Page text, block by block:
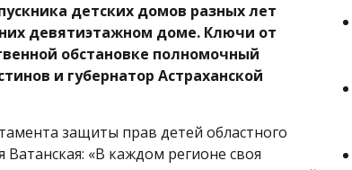
детских домов разных лет
девятиэтажном доме. Ключи от
обстановке полномочный
и губернатор Астраханской
защиты прав детей областного
«В каждом регионе своя